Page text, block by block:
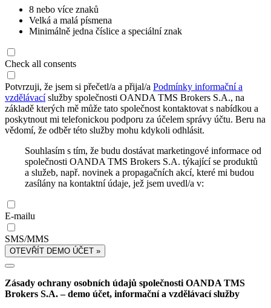
8 nebo více znaků
Velká a malá písmena
Minimálně jedna číslice a speciální znak
Check all consents
Potvrzuji, že jsem si přečetl/a a přijal/a Podmínky informační a
vzdělávacíslužby společnosti OANDA TMS Brokers S.A., na
základě kterých mě může tato společnost kontaktovat s nabídkou a
poskytnout mi telefonickou podporu za účelem správy účtu. Beru na
vědomí, že odběr této služby mohu kdykoli odhlásit.
Souhlasím s tím, že budu dostávat marketingové informace od
společnosti OANDA TMS Brokers S.A. týkající se produktů
a služeb, např. novinek a propagačních akcí, které mi budou
zasílány na kontaktní údaje, jež jsem uvedl/a v:
E-mailu
SMS/MMS
OTEVŘÍT DEMO ÚČET »
Zásady ochrany osobních údajů společnosti OANDA TMS
Brokers S.A. – demo účet, informační a vzdělávací služby